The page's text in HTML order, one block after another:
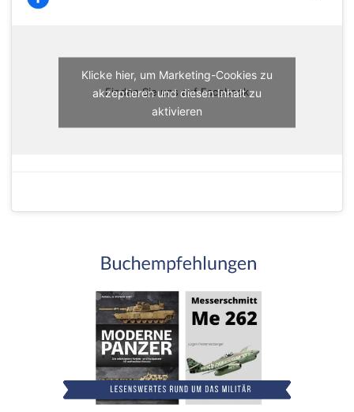
Finden Sie uns auf Facebook
Klicke hier, um Marketing-Cookies zu
akzeptieren und diesen Inhalt zu
aktivieren